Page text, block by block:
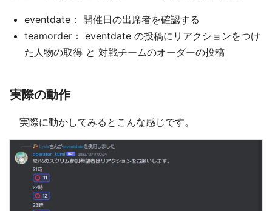
eventdate： 開催日の出席者を確認する
teamorder： eventdate の投稿にリアクションをつけ
た人物の取得 と 対戦チームのオーダーの投稿
実際の動作
実際に動かしてみるとこんな感じです。